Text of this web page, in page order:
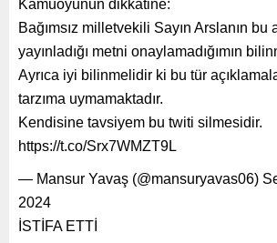
Kamuoyunun dikkatine:
Bağımsız milletvekili Sayın Arslanın bu
yayınladığı metni onaylamadığımın
Ayrıca iyi bilinmelidir ki bu tür
tarzıma uymamaktadır.
Kendisine tavsiyem bu twiti silmesidir.
https://t.co/Srx7WMZT9L
— Mansur Yavaş (@mansuryavas06)
2024
İSTİFA ETTİ